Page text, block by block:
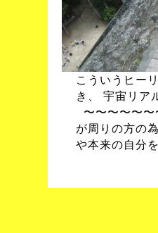
こういうヒー
き、 宇宙リア
〜〜〜〜〜
が周りの方の
や本来の自分